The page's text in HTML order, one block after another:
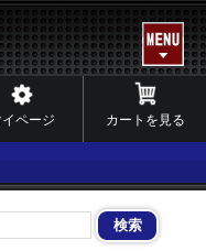
イページ カートを見る